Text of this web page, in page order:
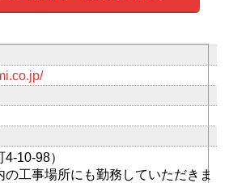
10-98）
工事場所にも勤務していただきま